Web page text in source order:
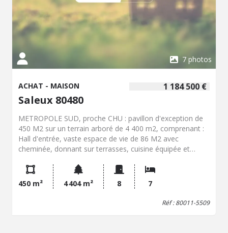
7 photos
1 184 500 €
ACHAT - MAISON
Saleux 80480
METROPOLE SUD, proche CHU : pavillon d'exception de
450 M2 sur un terrain arboré de 4 400 m2, comprenant :
Hall d'entrée, vaste espace de vie de 86 M2 avec
cheminée, donnant sur terrasses, cuisine équipée et
avec w.c, dressing, A l'étage : espace mezzanine, bureau,
wc, cinq chambres dont trois avec salle d'eau, donnant
sur terrasses privatives En rez-de-jardin : Salle de jeux 90
M2 chauffée, buanderie, w.c, chaufferie (chaudière fuel
450 m² 4 404 m² 8 7
Réf : 80011-5509